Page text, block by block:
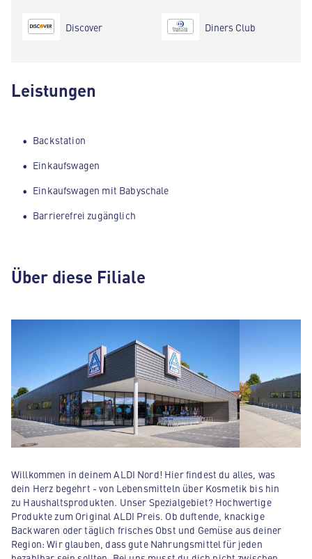
Discover Diners Club
Leistungen
Backstation
Einkaufswagen
Einkaufswagen mit Babyschale
Barrierefrei zugänglich
Über diese Filiale
Willkommen in deinem ALDI Nord! Hier findest du alles, was
dein Herz begehrt - von Lebensmitteln über Kosmetik bis hin
zu Haushaltsprodukten. Unser Spezialgebiet? Hochwertige
Produkte zum Original ALDI Preis. Ob duftende, knackige
Backwaren oder täglich frisches Obst und Gemüse aus deiner
Region: Wir glauben, dass gute Nahrungsmittel für jeden